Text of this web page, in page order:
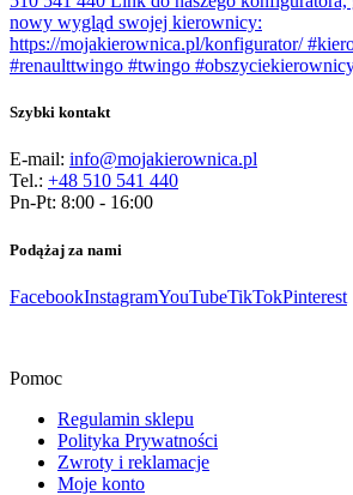
Szybki kontakt
E-mail: info@mojakierownica.pl
Tel.: +48 510 541 440
Pn-Pt: 8:00 - 16:00
Podążaj za nami
FacebookInstagramYouTubeTikTokPinterest
Pomoc
Regulamin sklepu
Polityka Prywatności
Zwroty i reklamacje
Moje konto